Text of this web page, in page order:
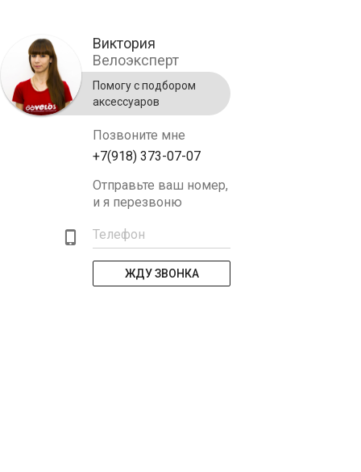
Виктория
Велоэксперт
Помогу с подбором
аксессуаров
Позвоните мне
+7(918) 373-07-07
Отправьте ваш номер,
и я перезвоню
Телефон
ЖДУ ЗВОНКА